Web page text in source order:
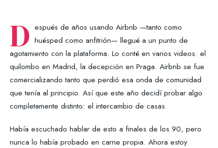
D espués de años usando Airbnb —tanto como
huésped como anfitrión— llegué a un punto de
agotamiento con la plataforma. Lo conté en varios videos: el
quilombo en Madrid, la decepción en Praga. Airbnb se fue
comercializando tanto que perdió esa onda de comunidad
que tenía al principio. Así que este año decidí probar algo
completamente distinto: el intercambio de casas.
Había escuchado hablar de esto a finales de los 90, pero
nunca lo había probado en carne propia. Ahora estoy